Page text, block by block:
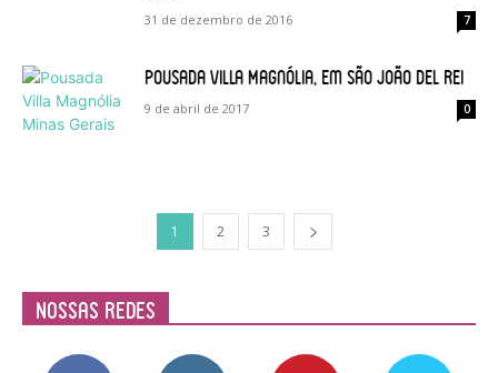
31 de dezembro de 2016 7
Pousada Villa Magnólia, em São João del Rei
9 de abril de 2017 0
1 2 3
Nossas Redes